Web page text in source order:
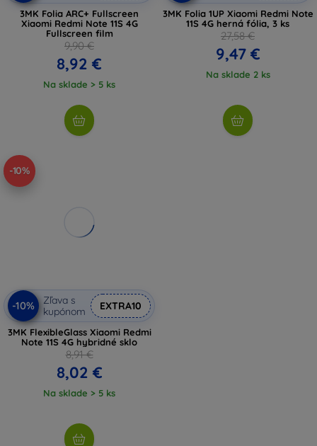
3MK Folia ARC+ Fullscreen
Xiaomi Redmi Note 11S 4G
Fullscreen film
9,90 €
8,92 €
Na sklade > 5 ks
3MK Folia 1UP Xiaomi Redmi Note
11S 4G herná fólia, 3 ks
27,58 €
9,47 €
Na sklade 2 ks
-10%
-10%
Zľava s
kupónom
EXTRA10
3MK FlexibleGlass Xiaomi Redmi
Note 11S 4G hybridné sklo
8,91 €
8,02 €
Na sklade > 5 ks